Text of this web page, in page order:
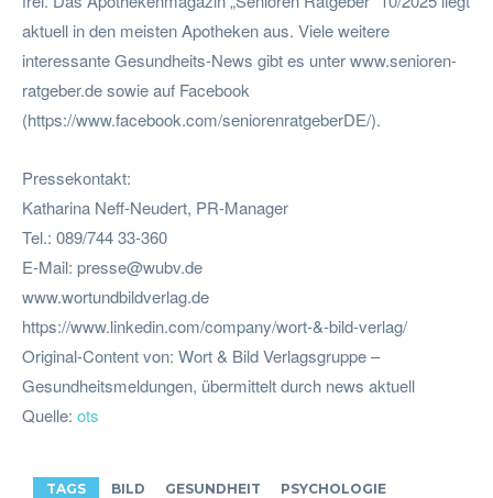
aktuell in den meisten Apotheken aus. Viele weitere
interessante Gesundheits-News gibt es unter www.senioren-
ratgeber.de sowie auf Facebook
(https://www.facebook.com/seniorenratgeberDE/).
Pressekontakt:
Katharina Neff-Neudert, PR-Manager
Tel.: 089/744 33-360
E-Mail: presse@wubv.de
www.wortundbildverlag.de
https://www.linkedin.com/company/wort-&-bild-verlag/
Original-Content von: Wort & Bild Verlagsgruppe –
Gesundheitsmeldungen, übermittelt durch news aktuell
Quelle: ots
TAGS BILD GESUNDHEIT
PSYCHOLOGIE